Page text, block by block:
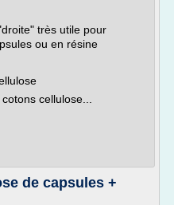
très utile pour
ou en résine
cellulose...
de capsules +